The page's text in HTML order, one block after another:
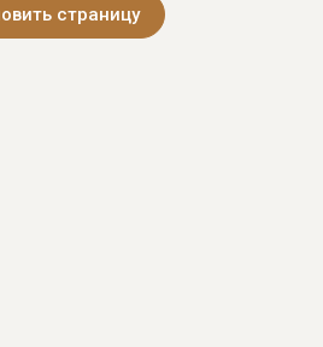
страницу